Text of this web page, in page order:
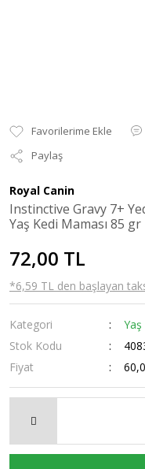
Paylaş
Royal Canin
Instinctive Gravy 7+
Yaş Kedi Maması 85 gr
72,00 TL
*6,59 TL den başlayan
Kategori
Yaş
Stok Kodu
Fiyat